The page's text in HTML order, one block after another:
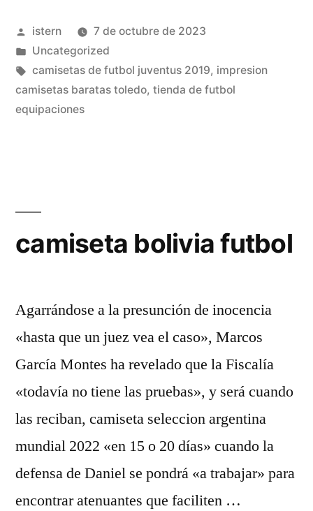
Publicado
por
istern
7 de octubre de 2023
Publicado
en
Uncategorized
Etiquetas:
camisetas de futbol juventus 2019, impresion
camisetas baratas toledo, tienda de futbol
equipaciones
camiseta bolivia futbol
Agarrándose a la presunción de inocencia
«hasta que un juez vea el caso», Marcos
García Montes ha revelado que la Fiscalía
«todavía no tiene las pruebas», y será cuando
las reciban, camiseta seleccion argentina
mundial 2022 «en 15 o 20 días» cuando la
defensa de Daniel se pondrá «a trabajar» para
encontrar atenuantes que faciliten …